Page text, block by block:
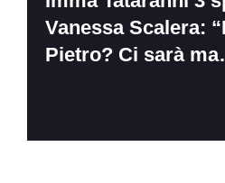
Vanessa Scalera:
Pietro? Ci sarà